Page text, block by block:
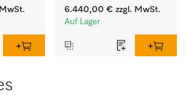
Ablaufventil und
Waschmitteleinspülkasten,
programmierbar.
6.440,00 € zzgl. MwSt.
Auf Lager